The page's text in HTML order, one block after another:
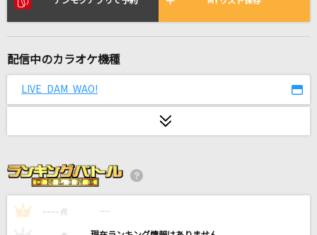
Lost love song【III】
奏(かなで)
[生音]Love so sweet
嵐(アラシ)
配信中のカラオケ機種
LIVE DAM WAO!
1 ---- 点 ----